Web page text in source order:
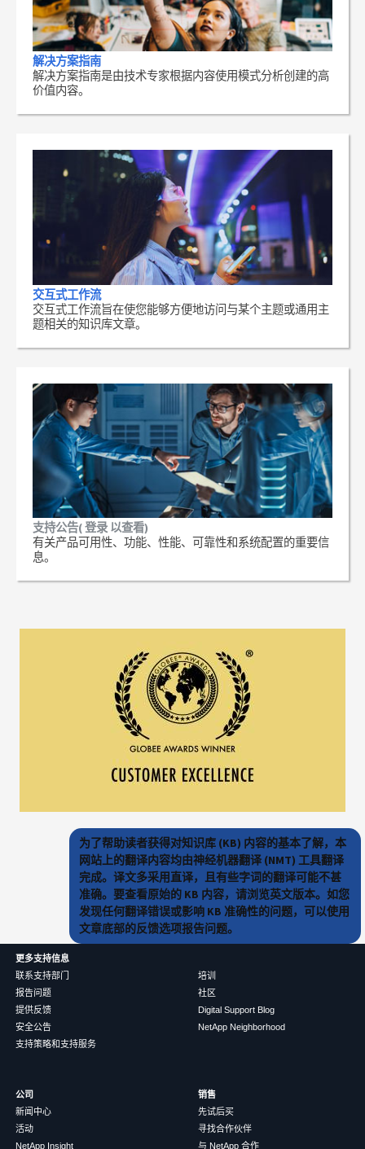
解决方案指南
解决方案指南是由技术专家根据内容使用模式分析创建的高
价值内容。
交互式工作流
交互式工作流旨在使您能够方便地访问与某个主题或通用主
题相关的知识库文章。
支持公告( 登录 以查看)
有关产品可用性、功能、性能、可靠性和系统配置的重要信
息。
为了帮助读者获得对知识库 (KB) 内容的基本了解，本
网站上的翻译内容均由神经机器翻译 (NMT) 工具翻译
完成。译文多采用直译，且有些字词的翻译可能不甚
准确。要查看原始的 KB 内容，请浏览英文版本。如您
发现任何翻译错误或影响 KB 准确性的问题，可以使用
文章底部的反馈选项报告问题。
更多支持信息
联系支持部门
报告问题
提供反馈
安全公告
支持策略和支持服务
培训
社区
Digital Support Blog
NetApp Neighborhood
公司
新闻中心
活动
NetApp Insight
销售
先试后买
寻找合作伙伴
与 NetApp 合作